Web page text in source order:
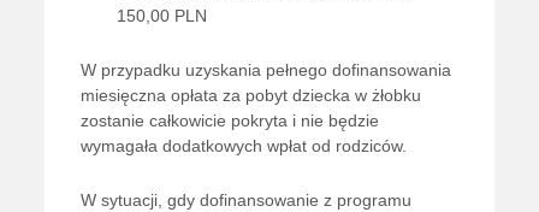
150,00 PLN
W przypadku uzyskania pełnego dofinansowania
miesięczna opłata za pobyt dziecka w żłobku
zostanie całkowicie pokryta i nie będzie
wymagała dodatkowych wpłat od rodziców.
W sytuacji, gdy dofinansowanie z programu